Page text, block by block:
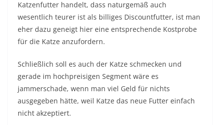
Katzenfutter handelt, dass naturgemäß auch
wesentlich teurer ist als billiges Discountfutter, ist man
eher dazu geneigt hier eine entsprechende Kostprobe
für die Katze anzufordern.
Schließlich soll es auch der Katze schmecken und
gerade im hochpreisigen Segment wäre es
jammerschade, wenn man viel Geld für nichts
ausgegeben hätte, weil Katze das neue Futter einfach
nicht akzeptiert.